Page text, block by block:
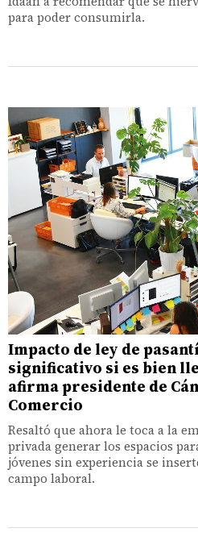
para poder consumirla.
Impacto de ley de
significativo si es bien
afirma presidente de
Comercio
Resaltó que ahora le toca a la
privada generar los espacios
jóvenes sin experiencia se
campo laboral.